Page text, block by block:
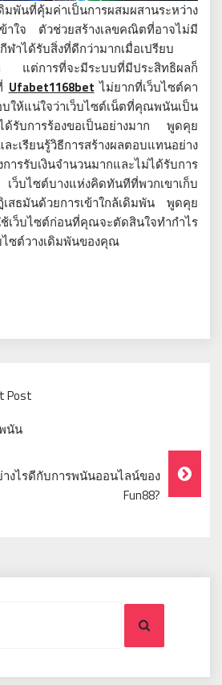
ดิมพันที่คุ้มค่าเป็นการผสมผสานระหว่าง
าใจ ตัวช่วยสร้างเลขคณิตที่อาจไม่มี
ฬาได้รับสิ่งที่ดีกว่ามากเมื่อเปรียบ
แต่การที่จะมีระบบที่มีประสิทธิผลก็
Ufabet1168bet ไม่ยากที่เว็บไซต์คา
ห้แน่ใจว่าเว็บไซต์เน็ตที่คุณพนันเป็น
ด้รับการร้องขอเป็นอย่างมาก พูดคุย
เรียนรู้วิธีการสร้างผลตอบแทนอย่าง
รับเงินจำนวนมากและไม่ได้รับการ
เว็บไซต์บางแห่งคิดทันทีที่พวกเขาเก็บ
สธมันด้วยการเข้าใกล้เดิมพัน พูดคุย
เว็บไซต์ก่อนที่คุณจะตัดสินใจทำกำไร
ไซต์วางเดิมพันของคุณ
Post
นัน
งไรดีกับการพนันออนไลน์ของ
Fun88?
Search